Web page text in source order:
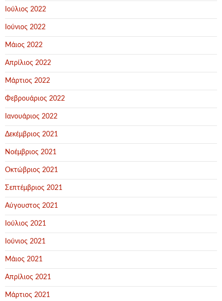
Ιούλιος 2022
Ιούνιος 2022
Μάιος 2022
Απρίλιος 2022
Μάρτιος 2022
Φεβρουάριος 2022
Ιανουάριος 2022
Δεκέμβριος 2021
Νοέμβριος 2021
Οκτώβριος 2021
Σεπτέμβριος 2021
Αύγουστος 2021
Ιούλιος 2021
Ιούνιος 2021
Μάιος 2021
Απρίλιος 2021
Μάρτιος 2021